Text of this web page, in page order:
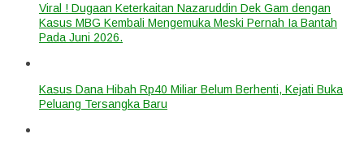
Viral ! Dugaan Keterkaitan Nazaruddin Dek Gam dengan
Kasus MBG Kembali Mengemuka Meski Pernah Ia Bantah
Pada Juni 2026.
Kasus Dana Hibah Rp40 Miliar Belum Berhenti, Kejati Buka
Peluang Tersangka Baru